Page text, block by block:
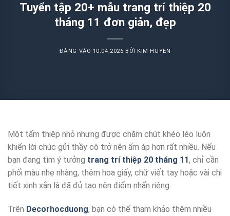
Tuyển tập 20+ mẫu trang trí thiệp 20
tháng 11 đơn giản, đẹp
ĐĂNG VÀO 10.04.2026 BỞI KIM HUYÊN
Một tấm thiệp nhỏ nhưng được chăm chút khéo léo luôn
khiến lời chúc gửi thầy cô trở nên ấm áp hơn rất nhiều. Nếu
bạn đang tìm ý tưởng trang trí thiệp 20 tháng 11, chỉ cần
phối màu nhẹ nhàng, thêm hoa giấy, chữ viết tay hoặc vài chi
tiết xinh xắn là đã đủ tạo nên điểm nhấn riêng.
Trên Decorhocduong, bạn có thể tham khảo thêm nhiều